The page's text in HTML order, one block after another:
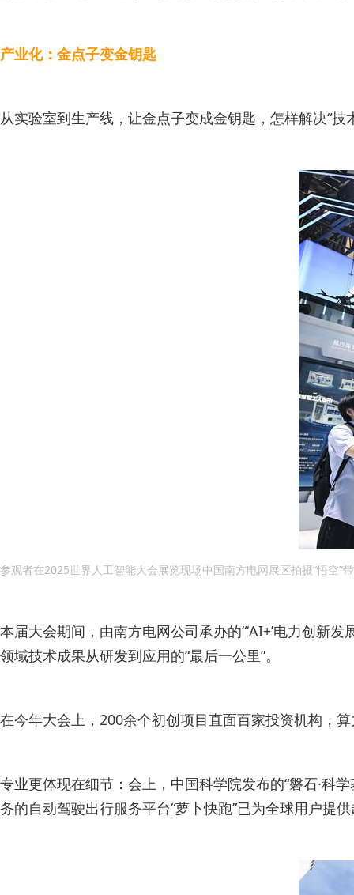
产业化：金点子变金钥匙
从实验室到生产线，让金点子变成金钥匙，怎样解决“
参观者在2025世界人工智能大会展览现场中国南方电网展区拍摄“悟空
本届大会期间，由南方电网公司承办的“‘AI+’电力创新
领域技术成果从研发到应用的“最后一公里”。
在今年大会上，200余个初创项目直面百家投资机构，
专业更体现在细节：会上，中国科学院发布的“磐石·科
务的自动驾驶出行服务平台“萝卜快跑”已为全球用户提